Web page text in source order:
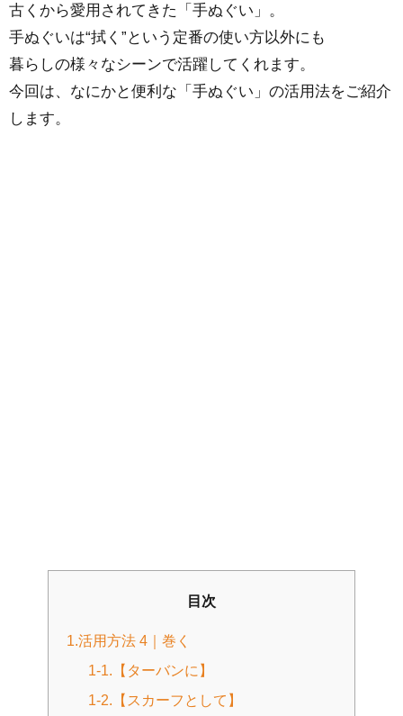
古くから愛用されてきた「手ぬぐい」。
手ぬぐいは“拭く”という定番の使い方以外にも
暮らしの様々なシーンで活躍してくれます。
今回は、なにかと便利な「手ぬぐい」の活用法をご紹介
します。
目次
1.活用方法 4｜巻く
1-1.【ターバンに】
1-2.【スカーフとして】